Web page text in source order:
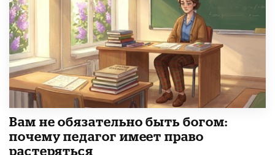
​Вам не обязательно быть богом:
почему педагог имеет право
растеряться